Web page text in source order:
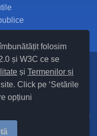
folosim
și W3C ce se
și Termenilor și
Click pe ‘Setările
opțiuni
– 14 – C – Comună / Codul
COMUNA Mironeasa